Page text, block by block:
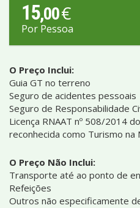
15,00€
Por Pessoa
O Preço Inclui:
Guia GT no terreno
Seguro de acidentes pessoais
Seguro de Responsabilidade
Licença RNAAT nº 508/2014
reconhecida como Turismo na
O Preço Não Inclui:
Transporte até ao ponto de
Refeições
Outros não especificamente